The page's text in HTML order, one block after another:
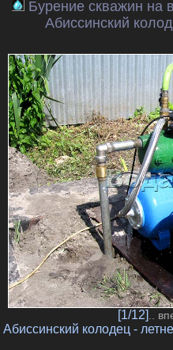
Бурение скважин на
Абиссинский
[1/12]..
Абиссинский колодец -